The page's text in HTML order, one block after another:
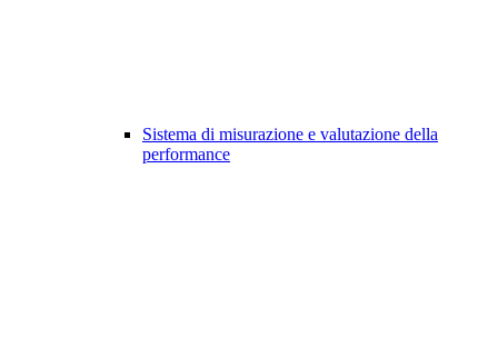
Sistema di misurazione e valutazione della
performance